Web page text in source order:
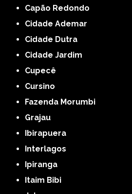
Capão Redondo
Cidade Ademar
Cidade Dutra
Cidade Jardim
Cupecê
Cursino
Fazenda Morumbi
Grajau
Ibirapuera
Interlagos
Ipiranga
Itaim Bibi